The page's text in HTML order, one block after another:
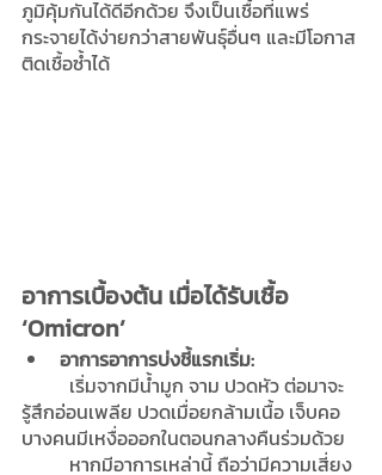
ภูมิคุ้มกันได้ดีอีกด้วย จึงเป็นเชื้อที่แพร่
กระจายได้ง่ายกว่าสายพันธุ์อื่นๆ และมีโอกาส
ติดเชื้อซ้ำได้
อาการเบื้องต้น เมื่อได้รับเชื้อ
‘Omicron’
อาการอาการบ่งชี้แรกเริ่ม:
รู้สึกอ่อนเพลีย ปวดเมื่อยกล้ามเนื้อ เจ็บคอ
บางคนมีเหงื่อออกในตอนกลางคืนร่วมด้วย